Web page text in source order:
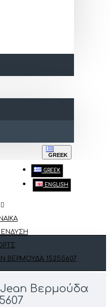
GREEK
GREEK
ENGLISH
ΒΕΡΜΟΎΔΑ 15255607
Βερμούδα